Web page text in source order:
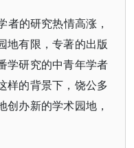
者的研究热情高涨，
地有限，专著的出版
学研究的中青年学者
样的背景下，饶公多
办新的学术园地，